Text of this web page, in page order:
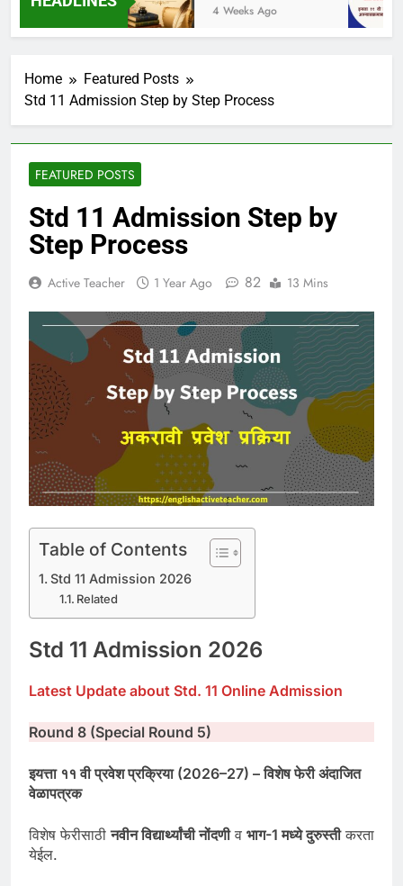
4 Weeks Ago
Home
Featured Posts
Std 11 Admission Step by Step Process
FEATURED POSTS
Std 11 Admission Step by
Step Process
Active Teacher 1 Year Ago 82 13 Mins
Table of Contents
Std 11 Admission 2026
Related
Std 11 Admission 2026
Latest Update about Std. 11 Online Admission
Round 8 (Special Round 5)
इयत्ता ११ वी प्रवेश प्रक्रिया (2026–27) –विशेष फेरी अंदाजित
वेळापत्रक
विशेष फेरीसाठीनवीन विद्यार्थ्यांची नोंदणीव भाग-1 मध्ये दुरुस्तीकरता
येईल.